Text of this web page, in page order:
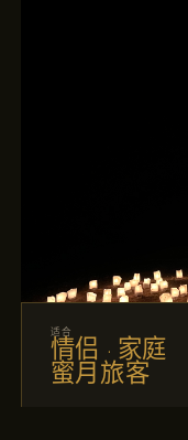
适合
情侣 · 家庭
蜜月旅客